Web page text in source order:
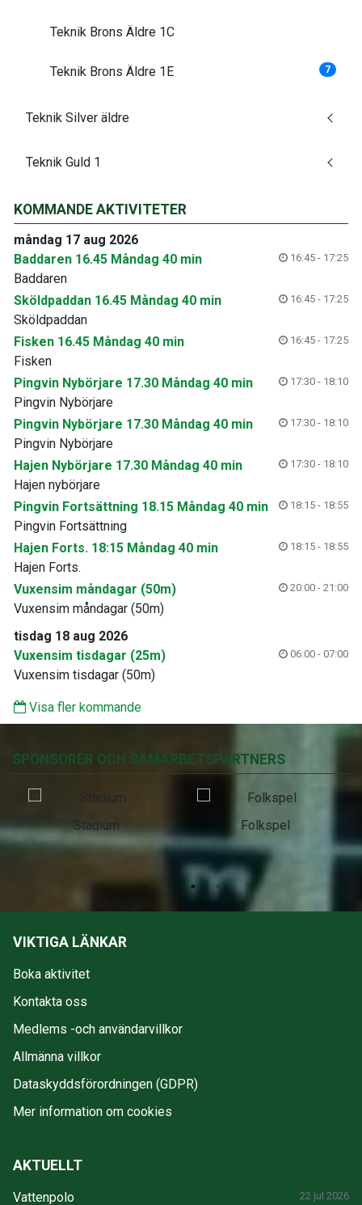
Teknik Brons Äldre 1C
Teknik Brons Äldre 1E 7
Teknik Silver äldre
Teknik Guld 1
KOMMANDE AKTIVITETER
måndag 17 aug 2026
Baddaren 16.45 Måndag 40 min
16:45 - 17:25
Baddaren
Sköldpaddan 16.45 Måndag 40 min
16:45 - 17:25
Sköldpaddan
Fisken 16.45 Måndag 40 min
16:45 - 17:25
Fisken
Pingvin Nybörjare 17.30 Måndag 40 min
17:30 - 18:10
Pingvin Nybörjare
Pingvin Nybörjare 17.30 Måndag 40 min
17:30 - 18:10
Pingvin Nybörjare
Hajen Nybörjare 17.30 Måndag 40 min
17:30 - 18:10
Hajen nybörjare
Pingvin Fortsättning 18.15 Måndag 40 min
18:15 - 18:55
Pingvin Fortsättning
Hajen Forts. 18:15 Måndag 40 min
18:15 - 18:55
Hajen Forts.
Vuxensim måndagar (50m)
20:00 - 21:00
Vuxensim måndagar (50m)
tisdag 18 aug 2026
Vuxensim tisdagar (25m)
06:00 - 07:00
Vuxensim tisdagar (50m)
Visa fler kommande
SPONSORER OCH SAMARBETSPARTNERS
Stadium Folkspel
VIKTIGA LÄNKAR
Boka aktivitet
Kontakta oss
Medlems -och användarvillkor
Allmänna villkor
Dataskyddsförordningen (GDPR)
Mer information om cookies
AKTUELLT
Vattenpolo 22 jul 2026